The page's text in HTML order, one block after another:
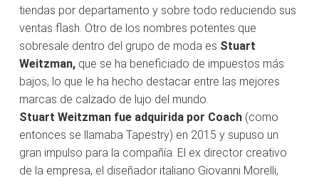
tiendas por departamento y sobre todo reduciendo sus
ventas flash. Otro de los nombres potentes que
sobresale dentro del grupo de moda es Stuart
Weitzman, que se ha beneficiado de impuestos más
bajos, lo que le ha hecho destacar entre las mejores
marcas de calzado de lujo del mundo.
Stuart Weitzman fue adquirida por Coach (como
entonces se llamaba Tapestry) en 2015 y supuso un
gran impulso para la compañía. El ex director creativo
de la empresa, el diseñador italiano Giovanni Morelli,